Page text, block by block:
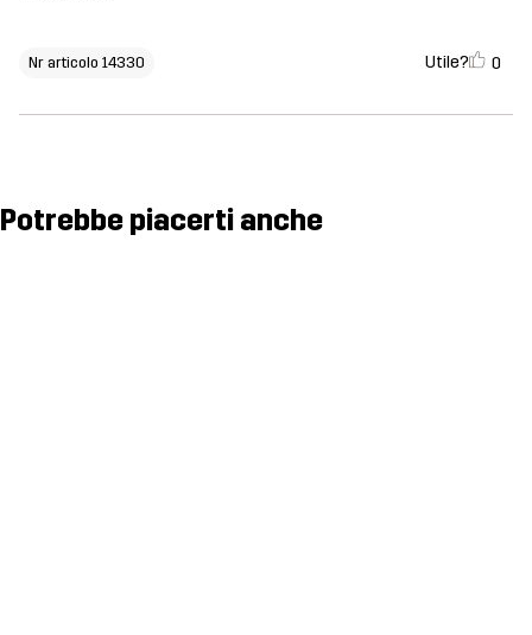
Nr articolo 14330 Utile? 0
Potrebbe piacerti anche